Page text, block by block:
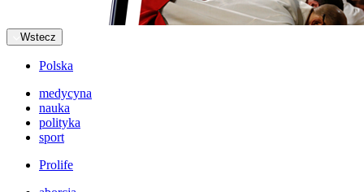
Wstecz
Polska
medycyna
nauka
polityka
sport
Prolife